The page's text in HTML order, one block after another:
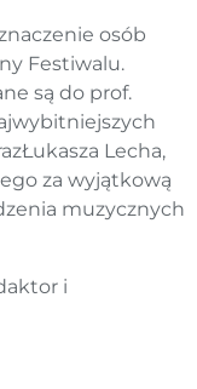
osób
Festiwalu.
są do prof.
Lecha,
za wyjątkową
muzycznych
i